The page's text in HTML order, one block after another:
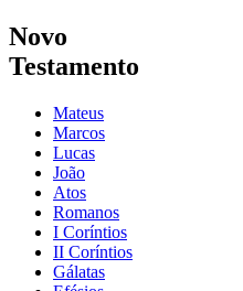
Novo
Testamento
Mateus
Marcos
Lucas
João
Atos
Romanos
I Coríntios
II Coríntios
Gálatas